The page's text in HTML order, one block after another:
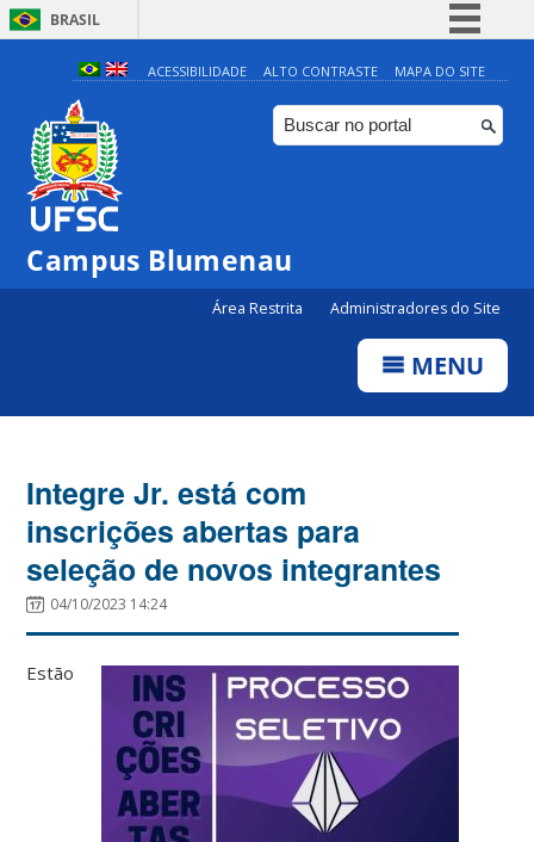
BRASIL
Simplifique!
Comunica BR
Participe
ACESSIBILIDADE ALTO CONTRASTE MAPA DO SITE
Campus Blumenau
Área Restrita Administradores do Site
MENU
Integre Jr. está com
inscrições abertas para
seleção de novos integrantes
04/10/2023 14:24
Estão